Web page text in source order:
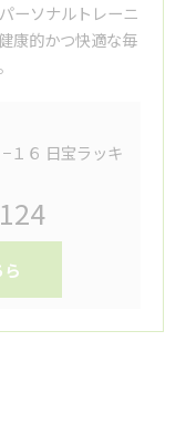
ーソナルトレーニ
康的かつ快適な毎
１６ 日宝ラッキ